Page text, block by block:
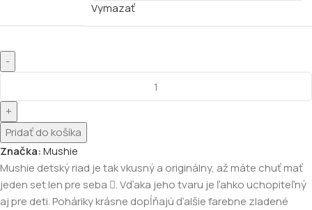
Vymazať
Pridať do košíka
Značka:Mushie
Mushie detský riad je tak vkusný a originálny, až máte chuť mať
jeden set len pre seba . Vďaka jeho tvaru je ľahko uchopiteľný
aj pre deti. Poháriky krásne dopĺňajú ďalšie farebne zladené